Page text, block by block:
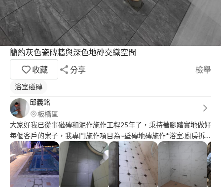
簡約灰色瓷磚牆與深色地磚交織空間
收藏
分享 檢舉
浴室磁磚
邱義銘
板橋區
大家好我已從事磁磚和泥作施作工程25年了，秉持著腳踏實地做好
每個客戶的案子，我專門施作項目為~壁磚地磚施作*浴室.廚房拆
除修繕*土水泥作修繕°如有需要專業的施工請找我們，我們一貫秉
持做好每一位客戶的案件，專業.負責，謝謝！ ***（統包公司.設計
公司恕無配合哦！，如有需要請另找專家，感恩～）